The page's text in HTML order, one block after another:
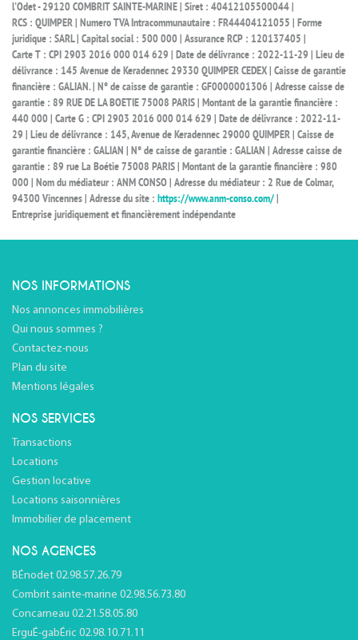
l'Odet - 29120 COMBRIT SAINTE-MARINE | Siret : 40412105500044 |
RCS : QUIMPER | Numero TVA Intracommunautaire : FR44404121055 | Forme
juridique : SARL | Capital social : 500 000 | Assurance RCP : 120137405 |
Carte T : CPI 2903 2016 000 014 629 | Date de délivrance : 2022-11-29 | Lieu de
délivrance : 145 Avenue de Keradennec 29330 QUIMPER CEDEX | Caisse de garantie
financière : GALIAN. | N° de caisse de garantie : GF0000001306 | Adresse caisse de
garantie : 89 RUE DE LA BOETIE 75008 PARIS | Montant de la garantie financière :
440 000 | Carte G : CPI 2903 2016 000 014 629 | Date de délivrance : 2022-11-
29 | Lieu de délivrance : 145, Avenue de Keradennec 29000 QUIMPER | Caisse de
garantie financière : GALIAN | N° de caisse de garantie : GALIAN | Adresse caisse de
garantie : 89 rue La Boétie 75008 PARIS | Montant de la garantie financière : 980
000 | Nom du médiateur : ANM CONSO | Adresse du médiateur : 2 Rue de Colmar,
94300 Vincennes | Adresse du site : https://www.anm-conso.com/
Entreprise juridiquement et financièrement indépendante
NOS INFORMATIONS
Nos annonces immobilières
Qui nous sommes ?
Contactez-nous
Plan du site
Mentions légales
NOS SERVICES
Transactions
Locations
Gestion locative
Locations saisonnières
Immobilier de placement
NOS AGENCES
BÉnodet 02.98.57.26.79
Combrit sainte-marine 02.98.56.73.80
Concarneau 02.21.58.05.80
ErguÉ-gabÉric 02.98.10.71.11